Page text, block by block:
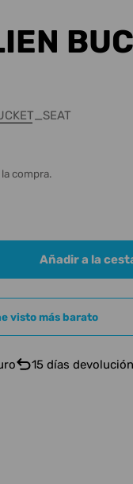
compra.
ANALOGALIEN
para
Añadir a la
visto más barato
15 días devolución